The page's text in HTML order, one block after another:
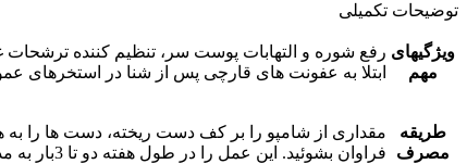
توضیحات تکمیلی
ویژگیهای
مهم
رفع شوره و التهابات پوست سر، تنظیم کننده
ابتلا به عفونت های قارچی پس از شنا در استخرهای
طریقه
مصرف
فراوان بشوئید. این عمل را در طول هفته دو تا 3بار به مدت 3 هفته متوالی تکرار نمائید.همچنین پس از استفاده از استخرهای عمومی می توان بدن خود را با این شامپوشستشو داد.